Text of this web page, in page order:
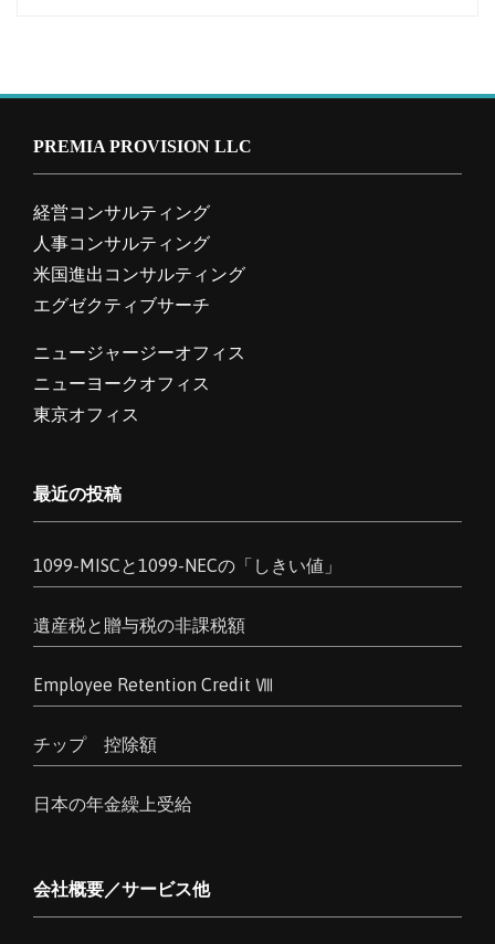
PREMIA PROVISION LLC
経営コンサルティング
人事コンサルティング
米国進出コンサルティング
エグゼクティブサーチ
ニュージャージーオフィス
ニューヨークオフィス
東京オフィス
最近の投稿
1099-MISCと1099-NECの「しきい値」
遺産税と贈与税の非課税額
Employee Retention Credit Ⅷ
チップ 控除額
日本の年金繰上受給
会社概要／サービス他